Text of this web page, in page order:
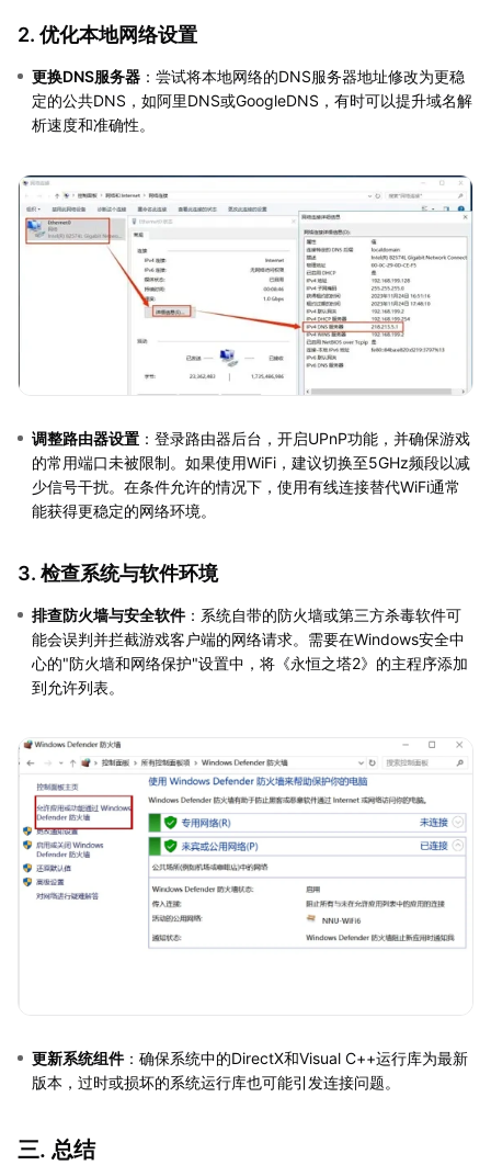
2. 优化本地网络设置
更换DNS服务器 ：尝试将本地网络的DNS服务器地址修改为更稳
定的公共DNS，如阿里DNS或GoogleDNS，有时可以提升域名解
析速度和准确性。
调整路由器设置 ：登录路由器后台，开启UPnP功能，并确保游戏
的常用端口未被限制。如果使用WiFi，建议切换至5GHz频段以减
少信号干扰。在条件允许的情况下，使用有线连接替代WiFi通常
能获得更稳定的网络环境。
3. 检查系统与软件环境
排查防火墙与安全软件：系统自带的防火墙或第三方杀毒软件可
能会误判并拦截游戏客户端的网络请求。需要在Windows安全中
心的"防火墙和网络保护"设置中，将《永恒之塔2》的主程序添加
到允许列表。
更新系统组件：确保系统中的DirectX和Visual C++运行库为最新
版本，过时或损坏的系统运行库也可能引发连接问题。
三. 总结